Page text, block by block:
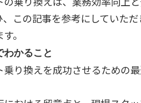
、この記事を参考にしていた
。
わかること
乗り換えを成功させるための